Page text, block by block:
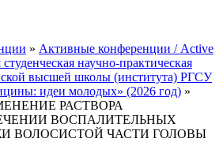
» Активные конференции / Active
научно-практическая
высшей школы (института) РГСУ
идеи молодых» (2026 год) »
РАСТВОРА
ВОСПАЛИТЕЛЬНЫХ
ВОЛОСИСТОЙ ЧАСТИ ГОЛОВЫ